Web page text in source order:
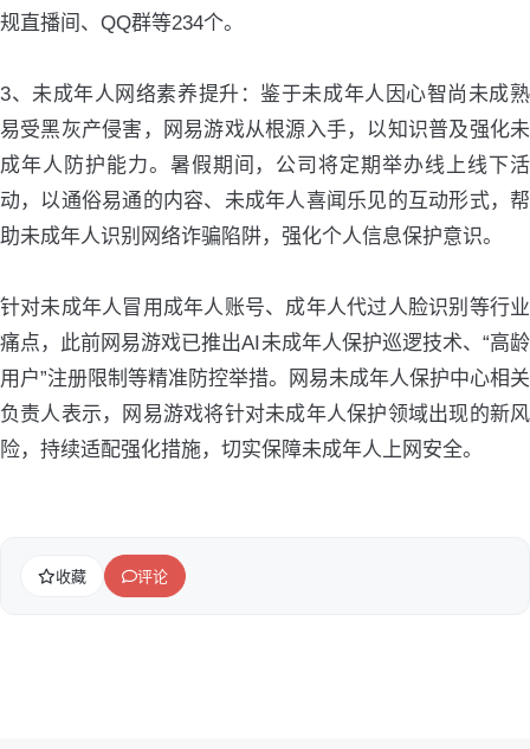
规直播间、QQ群等234个。
3、未成年人网络素养提升：鉴于未成年人因心智尚未成熟
易受黑灰产侵害，网易游戏从根源入手，以知识普及强化未
成年人防护能力。暑假期间，公司将定期举办线上线下活
动，以通俗易通的内容、未成年人喜闻乐见的互动形式，帮
助未成年人识别网络诈骗陷阱，强化个人信息保护意识。
针对未成年人冒用成年人账号、成年人代过人脸识别等行业
痛点，此前网易游戏已推出AI未成年人保护巡逻技术、“高龄
用户”注册限制等精准防控举措。网易未成年人保护中心相关
负责人表示，网易游戏将针对未成年人保护领域出现的新风
险，持续适配强化措施，切实保障未成年人上网安全。
收藏 评论